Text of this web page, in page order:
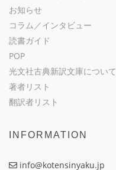
お知らせ
コラム／インタビュー
読書ガイド
POP
光文社古典新訳文庫について
著者リスト
翻訳者リスト
INFORMATION
info@kotensinyaku.jp